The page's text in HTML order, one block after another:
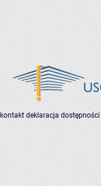
kontakt deklaracja dostępności